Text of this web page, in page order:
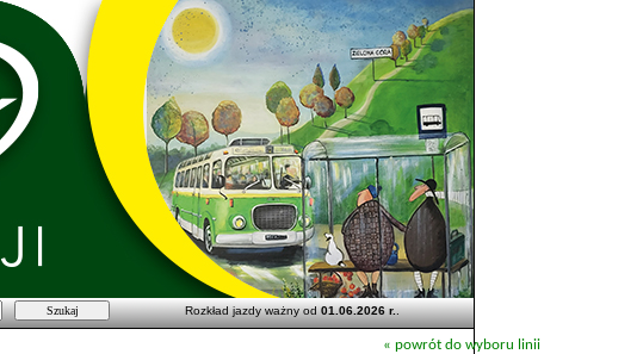
Rozkład jazdy ważny od01.06.2026 r..
« powrót do wyboru linii